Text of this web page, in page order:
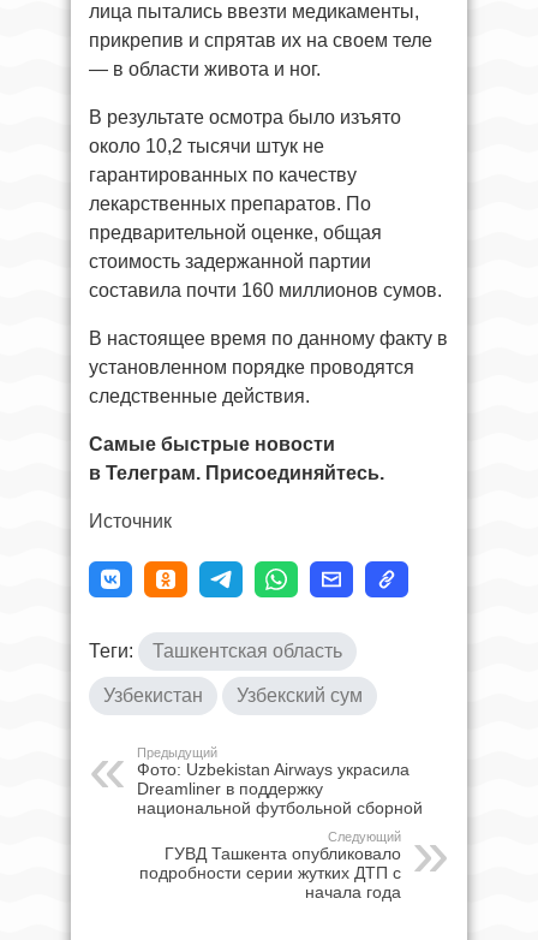
лица пытались ввезти медикаменты,
прикрепив и спрятав их на своем теле
— в области живота и ног.
В результате осмотра было изъято
около 10,2 тысячи штук не
гарантированных по качеству
лекарственных препаратов. По
предварительной оценке, общая
стоимость задержанной партии
составила почти 160 миллионов сумов.
В настоящее время по данному факту в
установленном порядке проводятся
следственные действия.
Самые быстрые новости
в Телеграм. Присоединяйтесь.
Источник
Теги: Ташкентская область
Узбекистан Узбекский сум
Предыдущий
Фото: Uzbekistan Airways украсила
Dreamliner в поддержку
национальной футбольной сборной
Следующий
ГУВД Ташкента опубликовало
подробности серии жутких ДТП с
начала года